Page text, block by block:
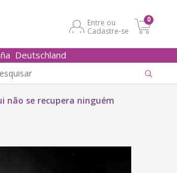
Entre ou
Cadastre-se
0
Deutschland
não se recupera ninguém